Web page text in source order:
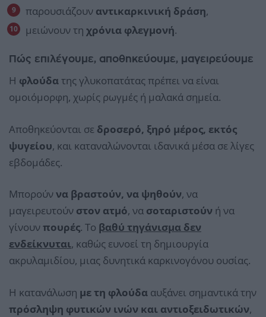
παρουσιάζουν αντικαρκινική δράση,
μειώνουν τη χρόνια φλεγμονή.
Πώς επιλέγουμε, αποθηκεύουμε, μαγειρεύουμε
Η φλούδατης γλυκοπατάτας πρέπει να είναι
ομοιόμορφη, χωρίς ρωγμές ή μαλακά σημεία.
Αποθηκεύονται σε δροσερό, ξηρό μέρος, εκτός
ψυγείου, και καταναλώνονται ιδανικά μέσα σε λίγες
εβδομάδες.
Μπορούννα βραστούν, να ψηθούν, να
μαγειρευτούν στον ατμό, να σοταριστούν ή να
γίνουνπουρές. Το βαθύ τηγάνισμα δεν
ενδείκνυται, καθώς ευνοεί τη δημιουργία
ακρυλαμιδίου, μιας δυνητικά καρκινογόνου ουσίας.
Η κατανάλωση με τη φλούδα αυξάνει σημαντικά την
πρόσληψη φυτικών ινών και αντιοξειδωτικών,